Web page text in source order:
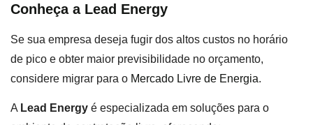
Conheça a Lead Energy
Se sua empresa deseja fugir dos altos custos no horário
de pico e obter maior previsibilidade no orçamento,
considere migrar para o Mercado Livre de Energia.
A Lead Energy é especializada em soluções para o